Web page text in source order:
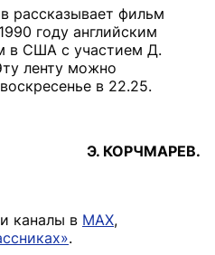
рассказывает фильм
году английским
в США с участием Д.
ленту можно
в 22.25.
Э. КОРЧМАРЕВ.
каналы в MAX,
.